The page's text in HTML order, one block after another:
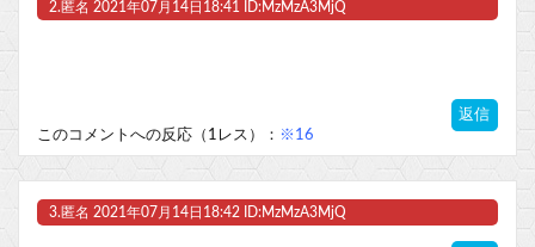
2. 匿名 2021年07月14日18:41 ID:MzMzA3MjQ
返信
このコメントへの反応（1レス）： ※16
3. 匿名 2021年07月14日18:42 ID:MzMzA3MjQ